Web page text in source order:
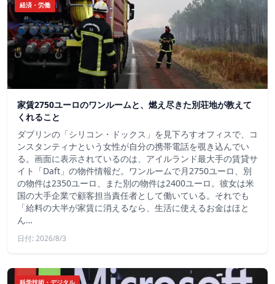
経済・労働
家賃2750ユーロのワンルームと、燃え尽きた別荘地が教えて
くれること
ダブリンの「シリコン・ドックス」を見下ろすオフィスで、コ
ンスタンティナという女性が自分の携帯電話を覗き込んでい
る。画面に表示されているのは、アイルランド最大手の賃貸サ
イト「Daft」の物件情報だ。ワンルームで月2750ユーロ、別
の物件は2350ユーロ、また別の物件は2400ユーロ。彼女は米
国の大手企業で顧客担当責任者として働いている。それでも
「給料の大半が家賃に消えるなら、生活に使えるお金はほと
ん…
日付: 2026/8/3